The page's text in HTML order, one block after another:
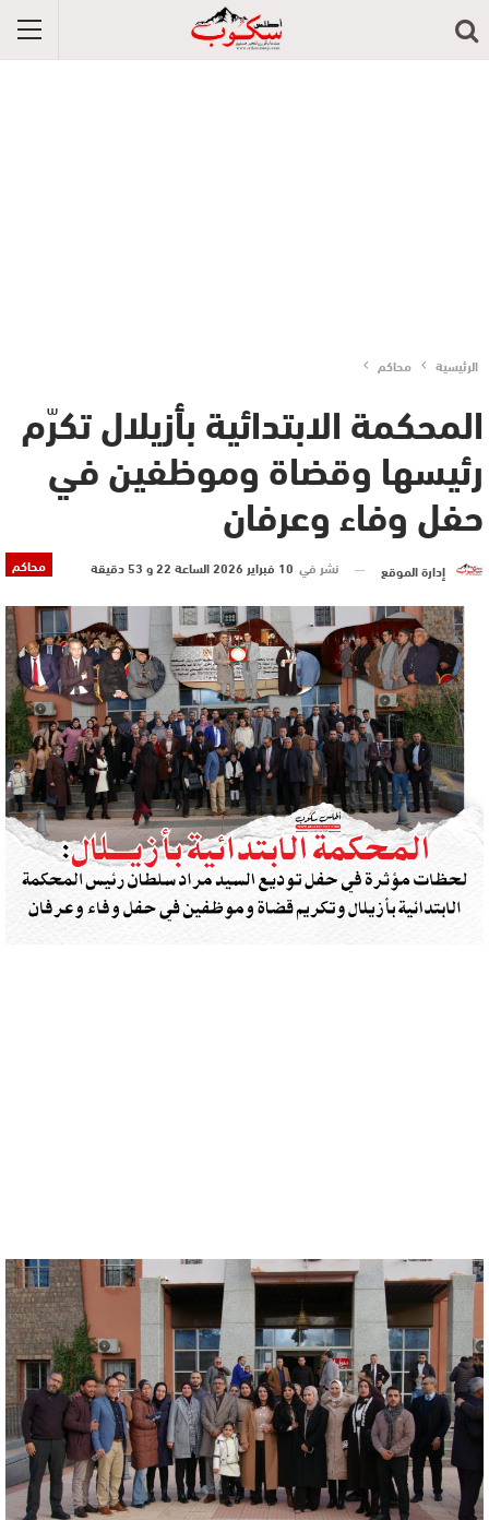
الرئيسية محاكم
المحكمة الابتدائية بأزيلال تكرّم
رئيسها وقضاة وموظفين في
حفل وفاء وعرفان
محاكم إدارة الموقع نشر في 10 فبراير 2026 الساعة 22 و 53 دقيقة